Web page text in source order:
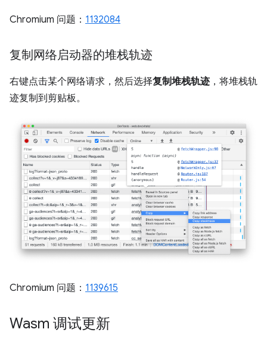
Chromium 问题： 1132084
复制网络启动器的堆栈轨迹
右键点击某个网络请求，然后选择复制堆栈轨迹 ，将堆栈轨
迹复制到剪贴板。
Chromium 问题： 1139615
Wasm 调试更新